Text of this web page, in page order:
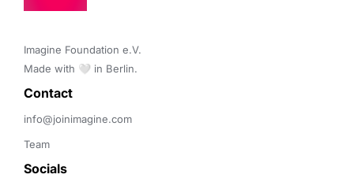
Imagine Foundation e.V.
Made with 🤍 in Berlin.
Contact
info@joinimagine.com
Team
Socials